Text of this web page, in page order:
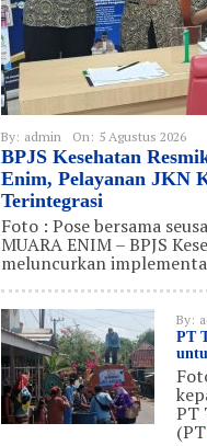
By: admin On: 5 Agustus 2026
BPJS Kesehatan
Enim, Pelayanan JKN
Terintegrasi
Foto : Pose bersama
MUARA ENIM – BPJS
meluncurkan
By:
PT
PT
(PT